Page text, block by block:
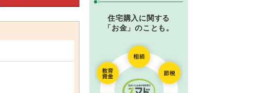
住宅購入に関する
「お金」のことも。